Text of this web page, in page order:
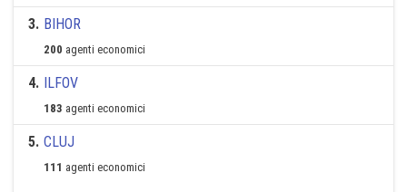
3. BIHOR
200 agenti economici
4. ILFOV
183 agenti economici
5. CLUJ
111 agenti economici